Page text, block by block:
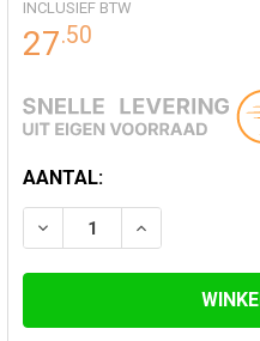
INCLUSIEF BTW
27.50
HUIDIGE
VOORRAAD:
AANTAL:
VERLAAG AANTAL VAN
VERHOOG